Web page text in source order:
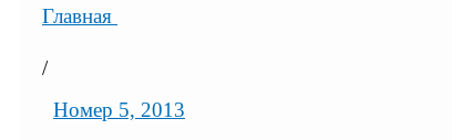
Главная
/
Номер 5, 2013